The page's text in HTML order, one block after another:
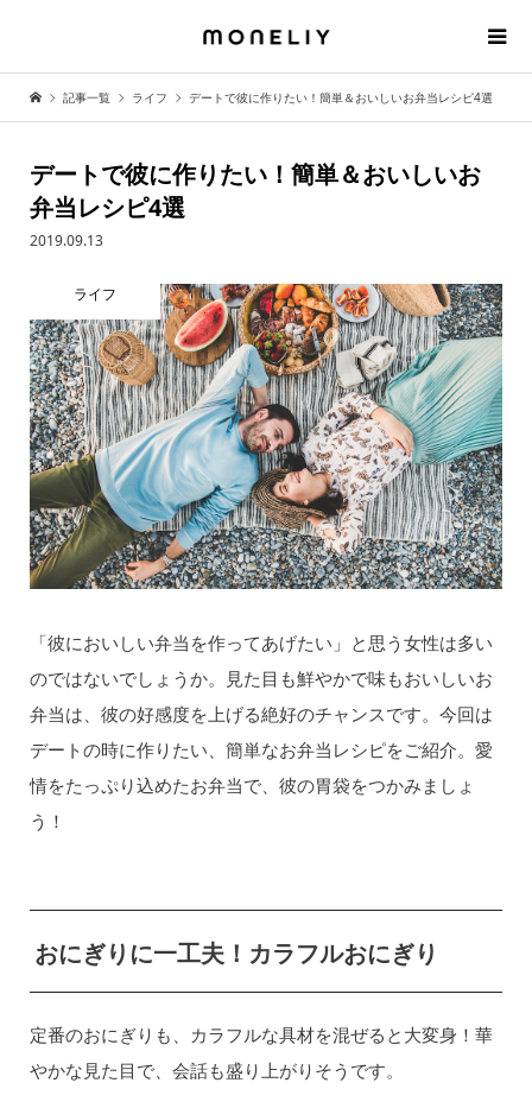
記事一覧 ライフ デートで彼に作りたい！簡単＆おいしいお弁当レシピ4選
デートで彼に作りたい！簡単＆おいしいお
弁当レシピ4選
2019.09.13
ライフ
「彼においしい弁当を作ってあげたい」と思う女性は多い
のではないでしょうか。見た目も鮮やかで味もおいしいお
弁当は、彼の好感度を上げる絶好のチャンスです。今回は
デートの時に作りたい、簡単なお弁当レシピをご紹介。愛
情をたっぷり込めたお弁当で、彼の胃袋をつかみましょ
う！
おにぎりに一工夫！カラフルおにぎり
定番のおにぎりも、カラフルな具材を混ぜると大変身！華
やかな見た目で、会話も盛り上がりそうです。